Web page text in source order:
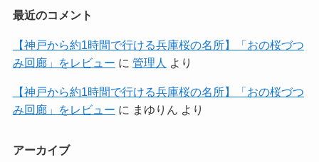
最近のコメント
【神戸から約1時間で行ける兵庫桜の名所】「おの桜づつ
み回廊」をレビュー に 管理人 より
【神戸から約1時間で行ける兵庫桜の名所】「おの桜づつ
み回廊」をレビュー に まゆりん より
アーカイブ